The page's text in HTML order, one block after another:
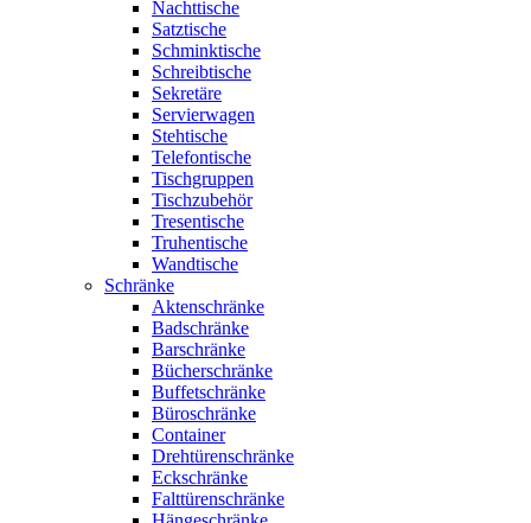
Nachttische
Satztische
Schminktische
Schreibtische
Sekretäre
Servierwagen
Stehtische
Telefontische
Tischgruppen
Tischzubehör
Tresentische
Truhentische
Wandtische
Schränke
Aktenschränke
Badschränke
Barschränke
Bücherschränke
Buffetschränke
Büroschränke
Container
Drehtürenschränke
Eckschränke
Falttürenschränke